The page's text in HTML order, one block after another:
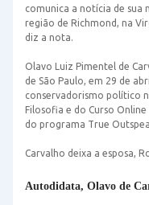
comunica a notícia de sua
região de Richmond, na
diz a nota.
Olavo Luiz Pimentel de
de São Paulo, em 29 de
conservadorismo político
Filosofia e do Curso
do programa True
Carvalho deixa a esposa,
Autodidata, Olavo de